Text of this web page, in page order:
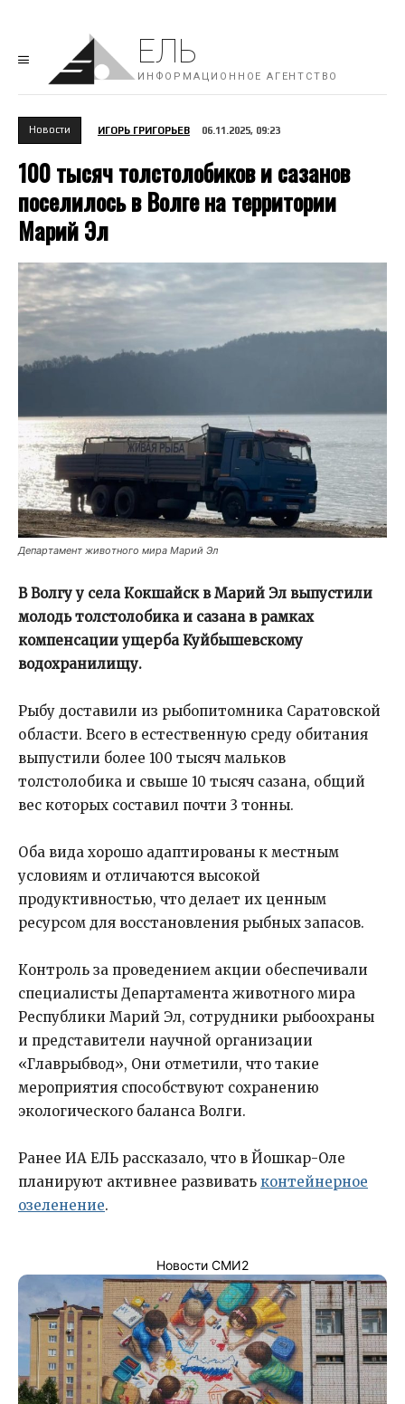
ЕЛЬ
ИНФОРМАЦИОННОЕ АГЕНТСТВО
Новости ИГОРЬ ГРИГОРЬЕВ 06.11.2025, 09:23
100 тысяч толстолобиков и сазанов
поселилось в Волге на территории
Марий Эл
Департамент животного мира Марий Эл
В Волгу у села Кокшайск в Марий Эл выпустили
молодь толстолобика и сазана в рамках
компенсации ущерба Куйбышевскому
водохранилищу.
Рыбу доставили из рыбопитомника Саратовской
области. Всего в естественную среду обитания
выпустили более 100 тысяч мальков
толстолобика и свыше 10 тысяч сазана, общий
вес которых составил почти 3 тонны.
Оба вида хорошо адаптированы к местным
условиям и отличаются высокой
продуктивностью, что делает их ценным
ресурсом для восстановления рыбных запасов.
Контроль за проведением акции обеспечивали
специалисты Департамента животного мира
Республики Марий Эл, сотрудники рыбоохраны
и представители научной организации
«Главрыбвод», Они отметили, что такие
мероприятия способствуют сохранению
экологического баланса Волги.
Ранее ИА ЕЛЬ рассказало, что в Йошкар-Оле
планируют активнее развивать контейнерное
озеленение.
Новости СМИ2